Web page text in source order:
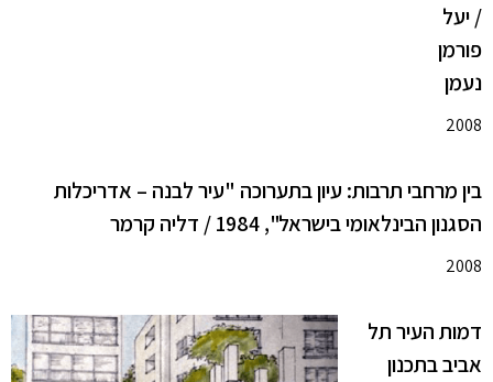
/ יעל
פורמן
נעמן
2008
בין מרחבי תרבות: עיון בתערוכה "עיר לבנה – אדריכלות
הסגנון הבינלאומי בישראל", 1984 / דליה קרמר
2008
דמות העיר תל
אביב בתכנון